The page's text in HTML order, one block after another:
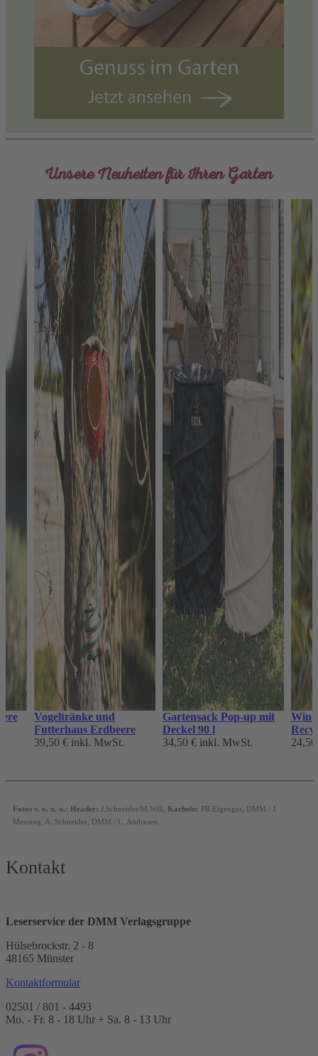
Unsere Neuheiten für Ihren Garten
Vogeltränke und
Futterhaus Erdbeere
39,50 € inkl. MwSt.
Gartensack Pop-up mit
Deckel 90 l
34,50 € inkl. MwSt.
Fotos v. o. n. u.: Header: J.Schneider/M.Will, Kacheln:
PR Eigengut, DMM / J.
Mensing, A. Schneider, DMM / L. Andresen
Kontakt
Leserservice der DMM Verlagsgruppe
Hülsebrockstr. 2 - 8
48165 Münster
Kontaktformular
02501 / 801 - 4493
Mo. - Fr. 8 - 18 Uhr + Sa. 8 - 13 Uhr